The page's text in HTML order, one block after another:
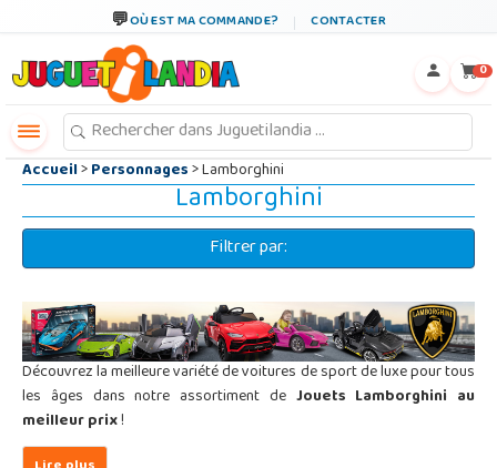
OÙ EST MA COMMANDE? CONTACTER
0
Accueil>Personnages> Lamborghini
Lamborghini
Filtrer par:
Découvrez la meilleure variété de voitures de sport de luxe pour tous
les âges dans notre assortiment de Jouets Lamborghini au
meilleur prix!